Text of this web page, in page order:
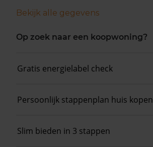
Bekijk alle gegevens
Op zoek naar een koopwoning?
Gratis energielabel check
Persoonlijk stappenplan huis kopen
Slim bieden in 3 stappen